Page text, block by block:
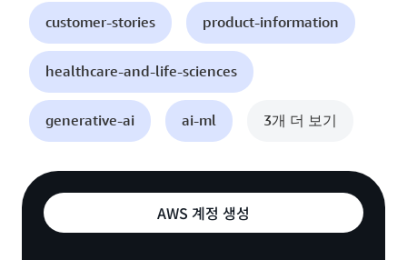
customer-stories product-information
healthcare-and-life-sciences
generative-ai ai-ml 3개 더 보기
AWS 계정 생성